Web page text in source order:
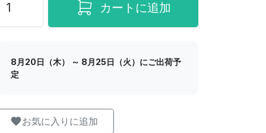
カートに追加
8月20日（木） ～ 8月25日（火）にご出荷予
定
お気に入りに追加